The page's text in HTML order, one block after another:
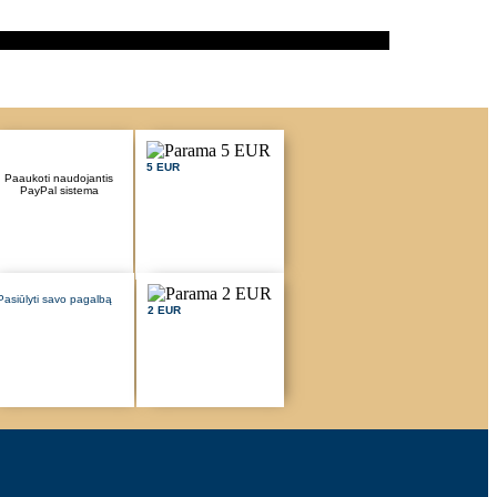
Paaukoti naudojantis
PayPal sistema
5 EUR
savo pagalbą
2 EUR